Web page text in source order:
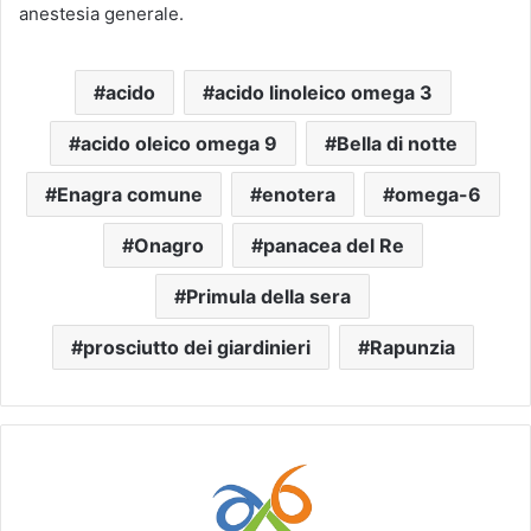
anestesia generale.
acido acido linoleico omega 3
acido oleico omega 9 Bella di notte
Enagra comune enotera omega-6
Onagro panacea del Re
Primula della sera
prosciutto dei giardinieri Rapunzia